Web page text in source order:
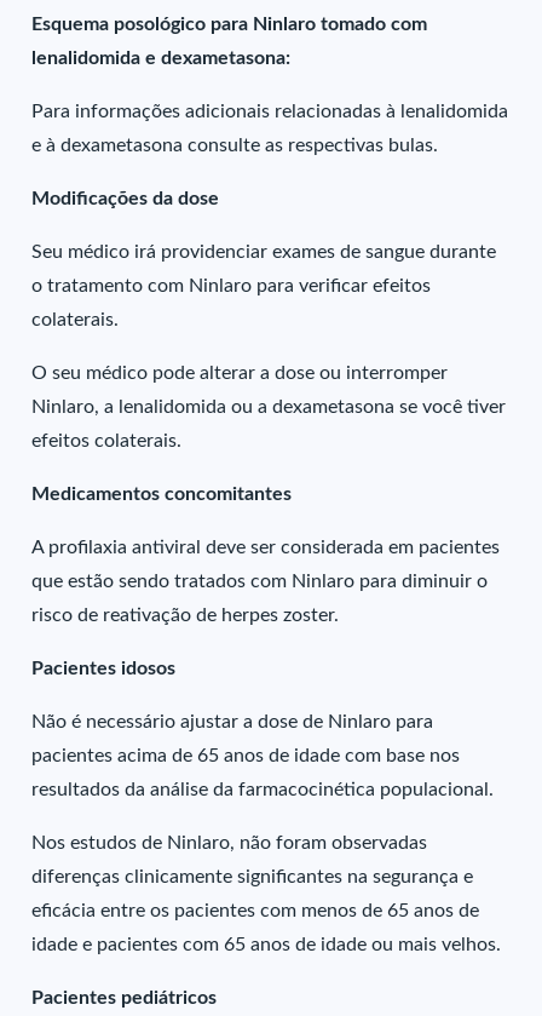
Esquema posológico para Ninlaro tomado com
lenalidomida e dexametasona:
Para informações adicionais relacionadas à lenalidomida
e à dexametasona consulte as respectivas bulas.
Modificações da dose
Seu médico irá providenciar exames de sangue durante
o tratamento com Ninlaro para verificar efeitos
colaterais.
O seu médico pode alterar a dose ou interromper
Ninlaro, a lenalidomida ou a dexametasona se você tiver
efeitos colaterais.
Medicamentos concomitantes
A profilaxia antiviral deve ser considerada em pacientes
que estão sendo tratados com Ninlaro para diminuir o
risco de reativação de herpes zoster.
Pacientes idosos
Não é necessário ajustar a dose de Ninlaro para
pacientes acima de 65 anos de idade com base nos
resultados da análise da farmacocinética populacional.
Nos estudos de Ninlaro, não foram observadas
diferenças clinicamente significantes na segurança e
eficácia entre os pacientes com menos de 65 anos de
idade e pacientes com 65 anos de idade ou mais velhos.
Pacientes pediátricos